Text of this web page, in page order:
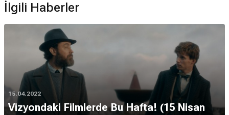
İlgili Haberler
15.04.2022
Vizyondaki Filmlerde Bu Hafta! (15 Nisan